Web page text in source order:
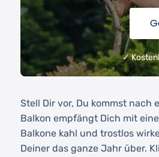
✓
Stell Dir vor, Du kommst nach
Balkon empfängt Dich mit
Balkone kahl und trostlos
Deiner das ganze Jahr über.